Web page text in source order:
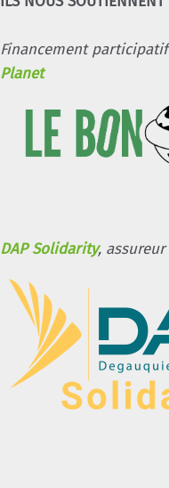
Financement
Planet
DAP Solidarity, assureur